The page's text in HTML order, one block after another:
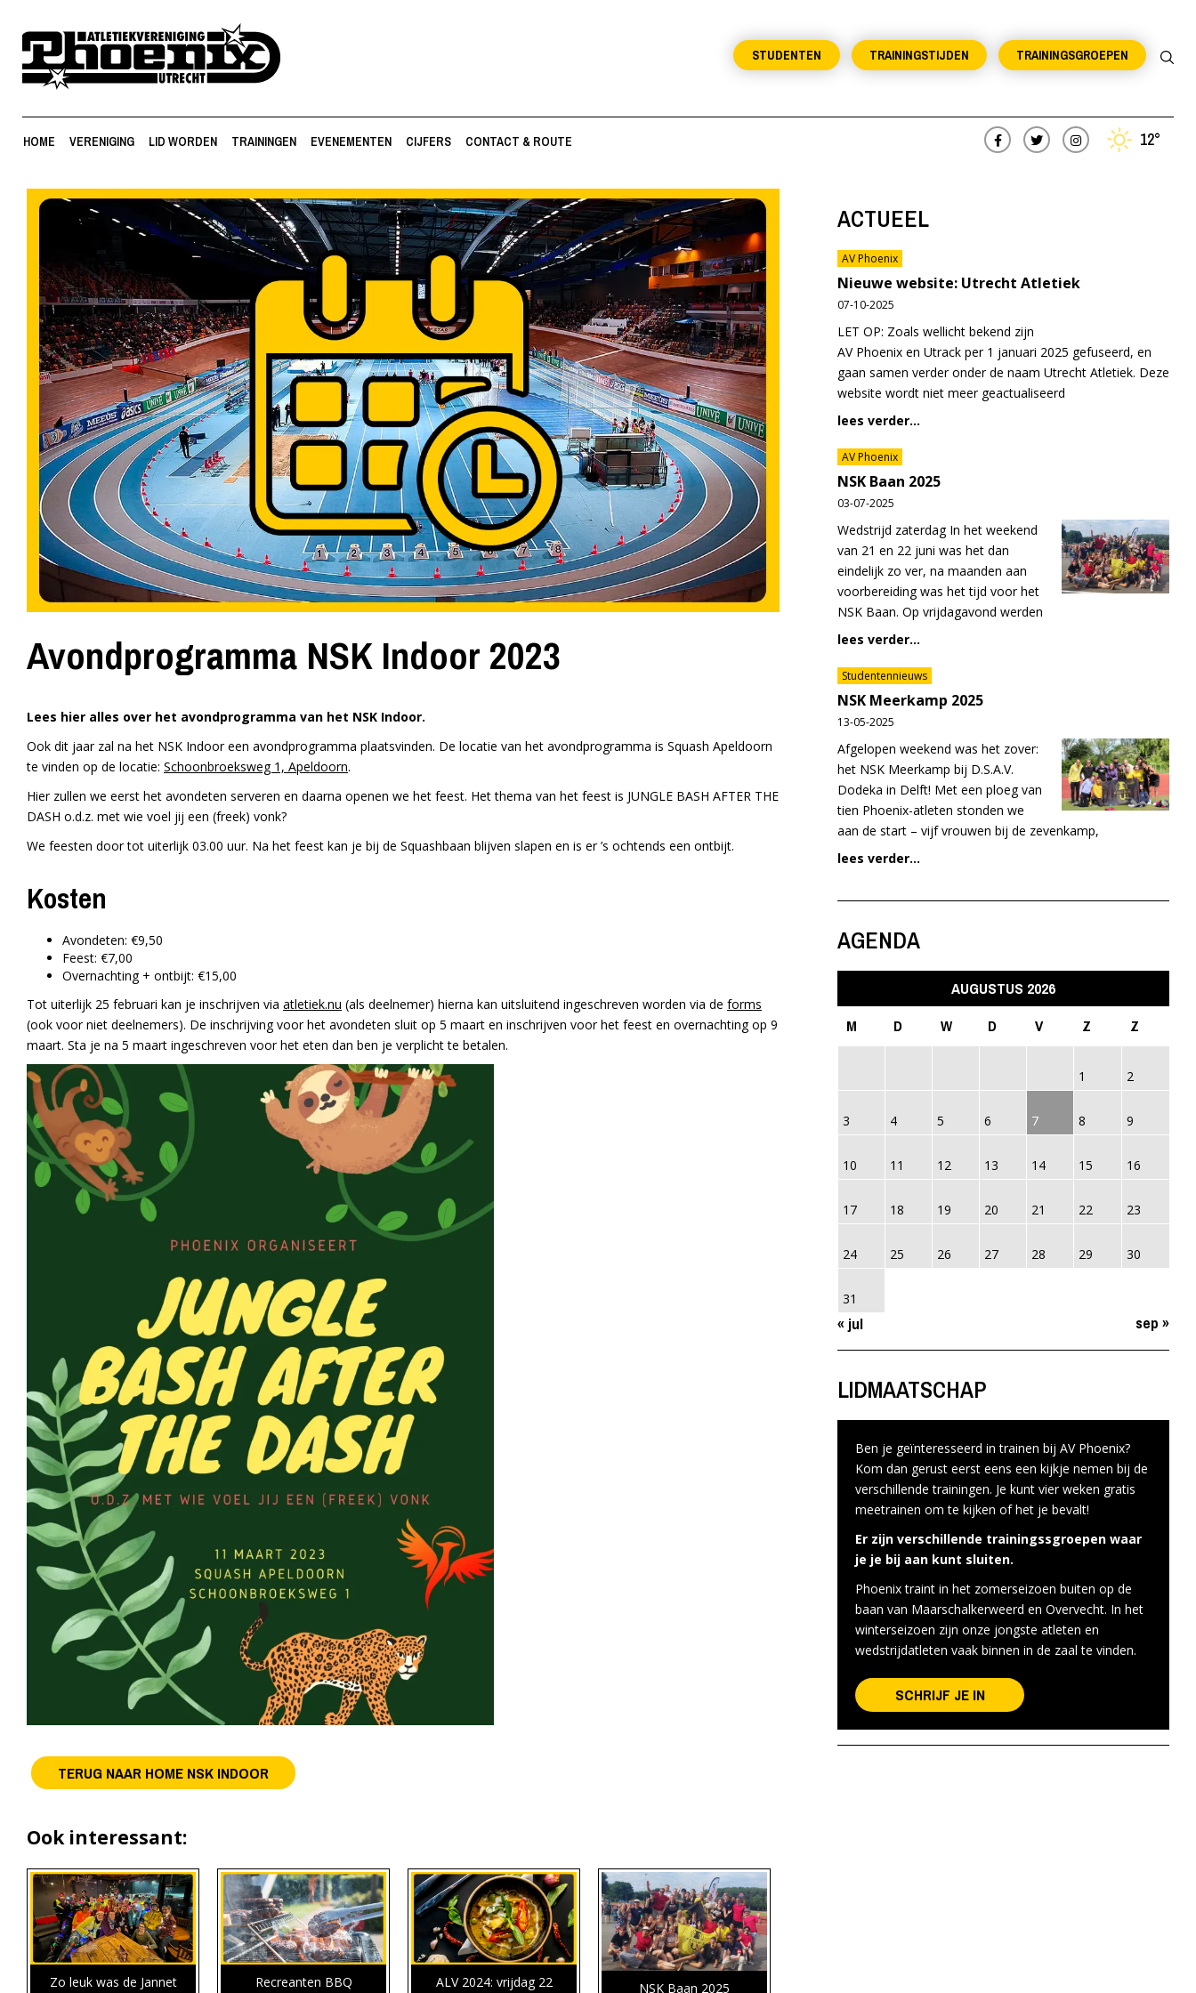
TRAININGSGROEPEN
TRAININGSTIJDEN
STUDENTEN
HOME VERENIGING LID WORDEN TRAININGEN EVENEMENTEN CIJFERS CONTACT & ROUTE 12°
Avondprogramma NSK Indoor 2023
Lees hier alles over het avondprogramma van het NSK Indoor.
Ook dit jaar zal na het NSK Indoor een avondprogramma plaatsvinden. De locatie van het avondprogramma is Squash Apeldoorn
te vinden op de locatie: Schoonbroeksweg 1, Apeldoorn.
Hier zullen we eerst het avondeten serveren en daarna openen we het feest. Het thema van het feest is JUNGLE BASH AFTER THE
DASH o.d.z. met wie voel jij een (freek) vonk?
We feesten door tot uiterlijk 03.00 uur. Na het feest kan je bij de Squashbaan blijven slapen en is er ’s ochtends een ontbijt.
Kosten
Avondeten: €9,50
Feest: €7,00
Overnachting + ontbijt: €15,00
Tot uiterlijk 25 februari kan je inschrijven via atletiek.nu (als deelnemer) hierna kan uitsluitend ingeschreven worden via de forms
(ook voor niet deelnemers). De inschrijving voor het avondeten sluit op 5 maart en inschrijven voor het feest en overnachting op 9
maart. Sta je na 5 maart ingeschreven voor het eten dan ben je verplicht te betalen.
TERUG NAAR HOME NSK INDOOR
Ook interessant:
Zo leuk was de Jannet
Recreanten BBQ
ALV 2024: vrijdag 22
NSK Baan 2025
ACTUEEL
AV Phoenix
Nieuwe website: Utrecht Atletiek
07-10-2025
LET OP: Zoals wellicht bekend zijn
AV Phoenix en Utrack per 1 januari 2025 gefuseerd, en
gaan samen verder onder de naam Utrecht Atletiek. Deze
website wordt niet meer geactualiseerd
lees verder...
AV Phoenix
NSK Baan 2025
03-07-2025
Wedstrijd zaterdag In het weekend
van 21 en 22 juni was het dan
eindelijk zo ver, na maanden aan
voorbereiding was het tijd voor het
NSK Baan. Op vrijdagavond werden
lees verder...
Studentennieuws
NSK Meerkamp 2025
13-05-2025
Afgelopen weekend was het zover:
het NSK Meerkamp bij D.S.A.V.
Dodeka in Delft! Met een ploeg van
tien Phoenix-atleten stonden we
aan de start – vijf vrouwen bij de zevenkamp,
lees verder...
AGENDA
AUGUSTUS 2026
M
D W D V Z Z
1 2
3 4 5 6 7 8 9
10 11 12 13 14 15 16
17 18 19 20 21 22 23
24 25 26 27 28 29 30
31
« jul sep »
LIDMAATSCHAP
Ben je geïnteresseerd in trainen bij AV Phoenix?
Kom dan gerust eerst eens een kijkje nemen bij de
verschillende trainingen. Je kunt vier weken gratis
meetrainen om te kijken of het je bevalt!
Er zijn verschillende trainingssgroepen waar
je je bij aan kunt sluiten.
Phoenix traint in het zomerseizoen buiten op de
baan van Maarschalkerweerd en Overvecht. In het
winterseizoen zijn onze jongste atleten en
wedstrijdatleten vaak binnen in de zaal te vinden.
SCHRIJF JE IN